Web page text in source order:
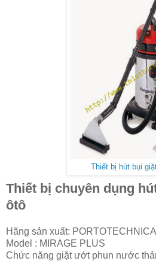
Thiết bị hút bụi
Thiết bị chuyên dụng
ôtô
Hãng sản xuất:
Model : MIRAGE PLUS
Chức năng giặt ướt phun nước